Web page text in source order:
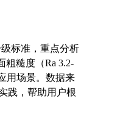
标准，重点分析
粗糙度（Ra 3.2-
用场景。数据来
践，帮助用户根